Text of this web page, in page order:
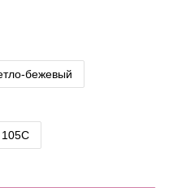
бежевый
105C